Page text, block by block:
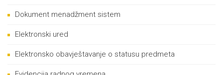
Dokument menadžment sistem
Elektronski ured
Elektronsko obavještavanje o statusu predmeta